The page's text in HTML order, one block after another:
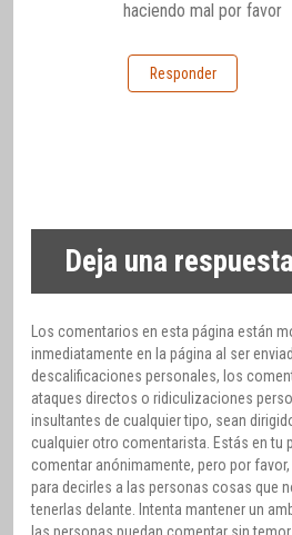
haciendo mal por favor
Responder
Deja una respuesta
Los comentarios en esta página están
inmediatamente en la página al ser
descalificaciones personales, los
ataques directos o ridiculizaciones
insultantes de cualquier tipo, sean
cualquier otro comentarista. Estás en tu
comentar anónimamente, pero por
para decirles a las personas cosas que
tenerlas delante. Intenta mantener un